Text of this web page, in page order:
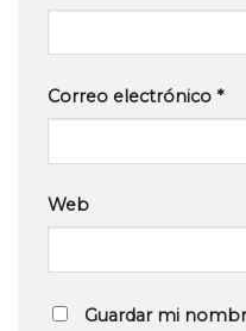
Correo electrónico *
Web
Guardar mi